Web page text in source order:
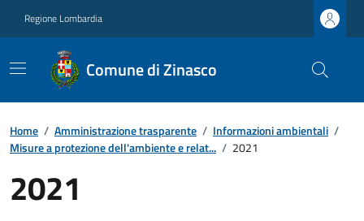
Regione Lombardia
Comune di Zinasco
Home / Amministrazione trasparente / Informazioni ambientali /
Misure a protezione dell'ambiente e relat... / 2021
2021